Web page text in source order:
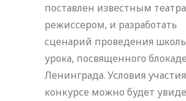
поставлен известным
режиссером, и разработать
сценарий проведения
урока, посвященного блокаде
Ленинграда. Условия
конкурсе можно будет